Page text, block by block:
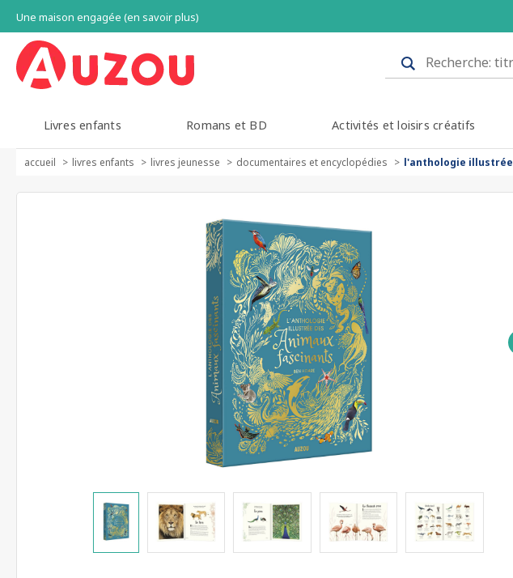
Une maison engagée (en savoir plus)
Livres enfants Romans et BD Activités et loisirs créatifs
accueil livres enfants livres jeunesse documentaires et encyclopédies l'anthologie